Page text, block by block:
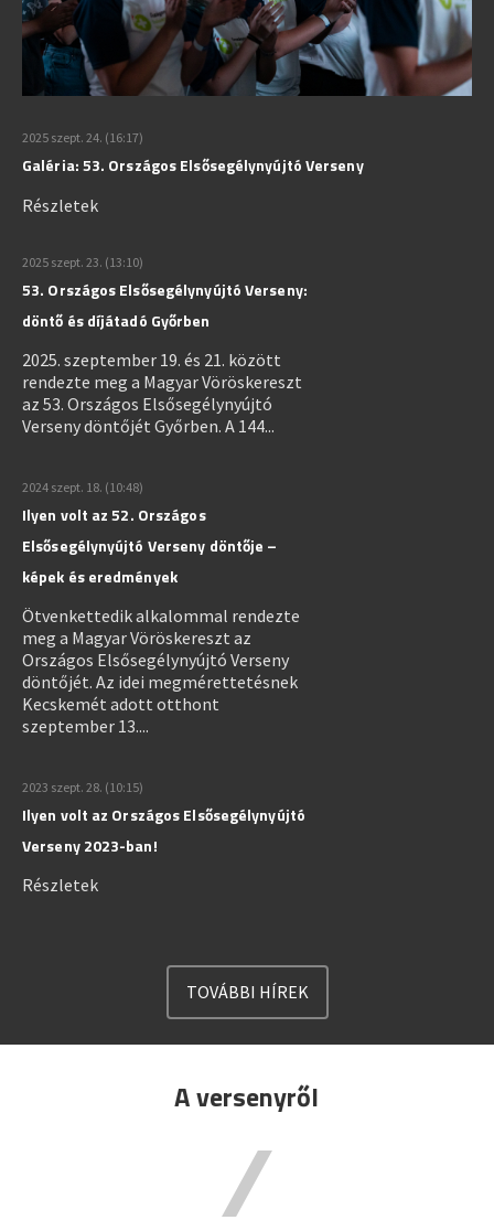
2025 szept. 24. (16:17)
Galéria: 53. Országos Elsősegélynyújtó Verseny
Részletek
2025 szept. 23. (13:10)
53. Országos Elsősegélynyújtó Verseny:
döntő és díjátadó Győrben
2025. szeptember 19. és 21. között
rendezte meg a Magyar Vöröskereszt
az 53. Országos Elsősegélynyújtó
Verseny döntőjét Győrben. A 144...
2024 szept. 18. (10:48)
Ilyen volt az 52. Országos
Elsősegélynyújtó Verseny döntője –
képek és eredmények
Ötvenkettedik alkalommal rendezte
meg a Magyar Vöröskereszt az
Országos Elsősegélynyújtó Verseny
döntőjét. Az idei megmérettetésnek
Kecskemét adott otthont
szeptember 13....
2023 szept. 28. (10:15)
Ilyen volt az Országos Elsősegélynyújtó
Verseny 2023-ban!
Részletek
TOVÁBBI HÍREK
A versenyről